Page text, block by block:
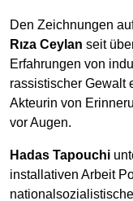
Den Zeichnungen
Rıza Ceylan seit
Erfahrungen von
rassistischer Gewalt
Akteurin von
vor Augen.
Hadas Tapouchi
installativen Arbeit